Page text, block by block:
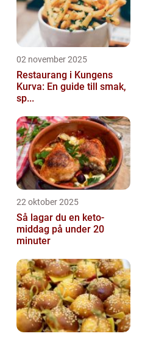
02 november 2025
Restaurang i Kungens
Kurva: En guide till smak,
sp...
22 oktober 2025
Så lagar du en keto-
middag på under 20
minuter